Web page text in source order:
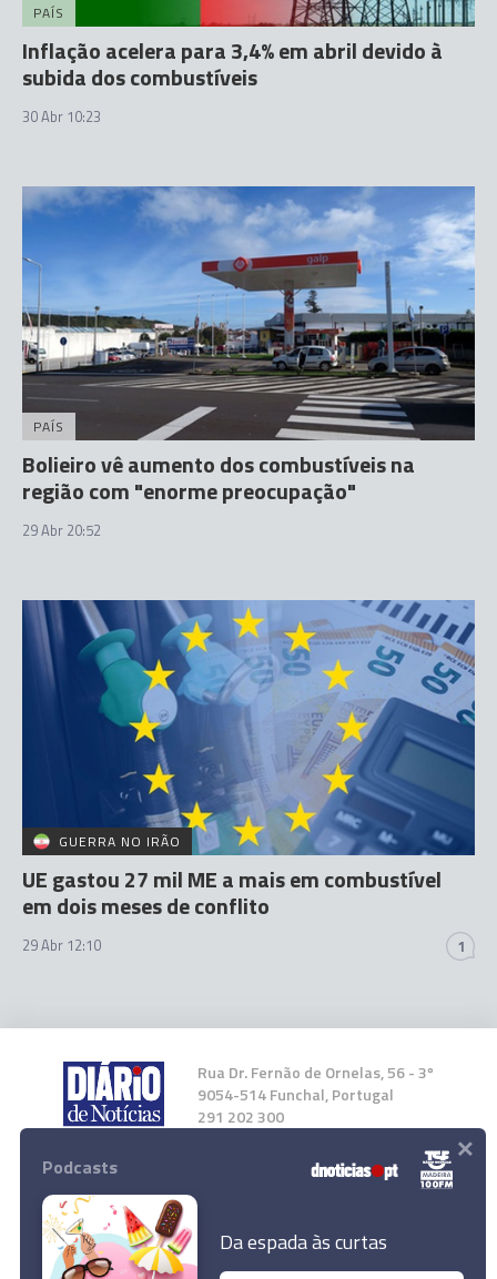
PAÍS
Inflação acelera para 3,4% em abril devido à
subida dos combustíveis
30 Abr 10:23
PAÍS
Bolieiro vê aumento dos combustíveis na
região com "enorme preocupação"
29 Abr 20:52
GUERRA NO IRÃO
UE gastou 27 mil ME a mais em combustível
em dois meses de conflito
29 Abr 12:10 1
Rua Dr. Fernão de Ornelas, 56 - 3º
9054-514 Funchal, Portugal
291 202 300
Instale a nossa App
Podcasts
Da espada às curtas
×